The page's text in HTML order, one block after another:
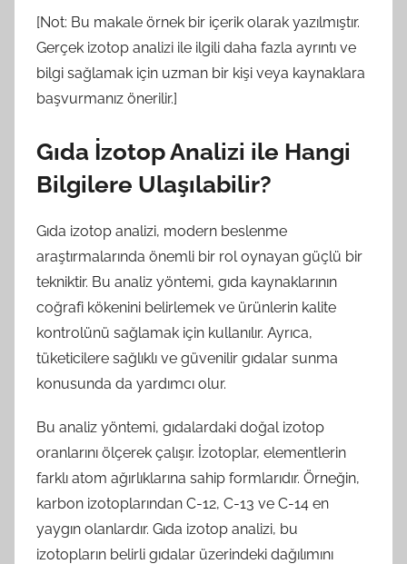
[Not: Bu makale örnek bir içerik olarak yazılmıştır.
Gerçek izotop analizi ile ilgili daha fazla ayrıntı ve
bilgi sağlamak için uzman bir kişi veya kaynaklara
başvurmanız önerilir.]
Gıda İzotop Analizi ile Hangi
Bilgilere Ulaşılabilir?
Gıda izotop analizi, modern beslenme
araştırmalarında önemli bir rol oynayan güçlü bir
tekniktir. Bu analiz yöntemi, gıda kaynaklarının
coğrafi kökenini belirlemek ve ürünlerin kalite
kontrolünü sağlamak için kullanılır. Ayrıca,
tüketicilere sağlıklı ve güvenilir gıdalar sunma
konusunda da yardımcı olur.
Bu analiz yöntemi, gıdalardaki doğal izotop
oranlarını ölçerek çalışır. İzotoplar, elementlerin
farklı atom ağırlıklarına sahip formlarıdır. Örneğin,
karbon izotoplarından C-12, C-13 ve C-14 en
yaygın olanlardır. Gıda izotop analizi, bu
izotopların belirli gıdalar üzerindeki dağılımını